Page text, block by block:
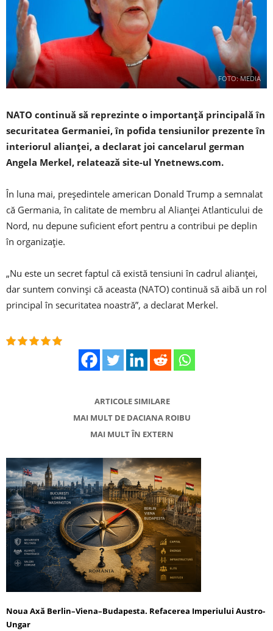
FOTO: MEDIA
NATO continuă să reprezinte o importanţă principală în
securitatea Germaniei, în pofida tensiunilor prezente în
interiorul alianţei, a declarat joi cancelarul german
Angela Merkel, relatează site-ul Ynetnews.com.
În luna mai, preşedintele american Donald Trump a semnalat
că Germania, în calitate de membru al Alianţei Atlanticului de
Nord, nu depune suficient efort pentru a contribui pe deplin
în organizaţie.
„Nu este un secret faptul că există tensiuni în cadrul alianţei,
dar suntem convinşi că aceasta (NATO) continuă să aibă un rol
principal în securitatea noastră”, a declarat Merkel.
ARTICOLE SIMILARE
MAI MULT DE DACIANA ROIBU
MAI MULT ÎN EXTERN
Noua Axă Berlin–Viena–Budapesta. Refacerea Imperiului Austro-
Ungar